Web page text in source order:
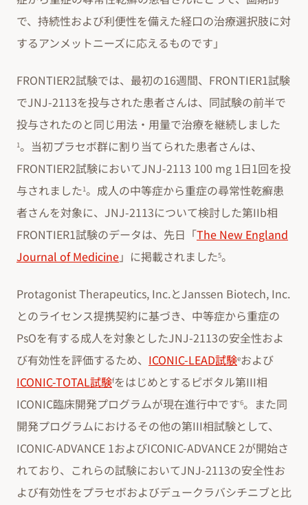
で、持続性および利便性を備えた経口の治療選択肢に対
するアンメットニーズに応えるものです」
FRONTIER2試験では、最初の16週間、FRONTIER1試験
でJNJ-2113を投与された患者さんは、同試験の前半で
投与されたのと同じ用法・用量で治療を継続しました
1。当初プラセボ群に割り当てられた患者さんは、
FRONTIER2試験においてJNJ-2113 100 mg 1日1回を投
与されました1。成人の中等症から重症の尋常性乾癬患
者さんを対象に、JNJ-2113について検討した第IIb相
FRONTIER1試験のデータは、先日「The New England
Journal of Medicine」に掲載されました5。
Protagonist Therapeutics, Inc.とJanssen Biotech, Inc.
とのライセンス提携契約に基づき、中等症から重症の
PsOを有する成人を対象としたJNJ-2113の安全性およ
び有効性を評価するため、 ICONIC-LEAD試験eおよび
ICONIC-TOTAL試験fをはじめとするピボタル第III相
ICONIC臨床開発プログラムが現在進行中です6。また同
開発プログラムにおけるその他の第III相試験として、
ICONIC-ADVANCE 1およびICONIC-ADVANCE 2が開始さ
れており、これらの試験においてJNJ-2113の安全性お
よび有効性をプラセボおよびデュークラバシチニブと比